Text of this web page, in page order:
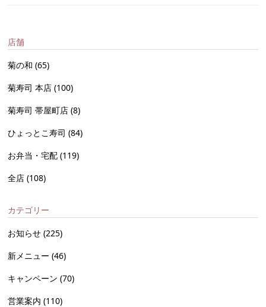
店舗
菊の和(65)
菊寿司 本店(100)
菊寿司 帯屋町店(8)
ひょっとこ寿司(84)
お弁当・宅配(119)
全店(108)
カテゴリー
お知らせ(225)
新メニュー(46)
キャンペーン(70)
営業案内(110)